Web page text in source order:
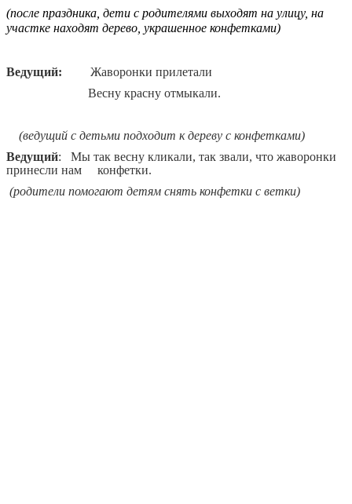
(после праздника, дети с родителями выходят на улицу, на
участке находят дерево, украшенное конфетками)
Ведущий: Жаворонки прилетали
Весну красну отмыкали.
(ведущий с детьми подходит к дереву с конфетками)
Ведущий: Мы так весну кликали, так звали, что жаворонки
принесли нам конфетки.
(родители помогают детям снять конфетки с ветки)